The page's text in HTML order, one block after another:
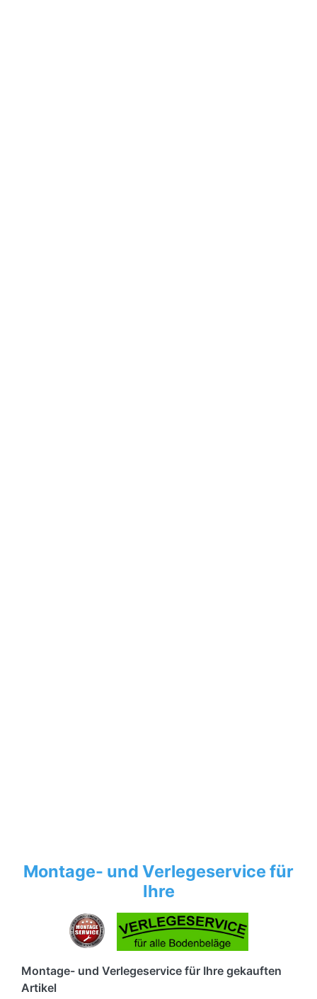
Montage- und Verlegeservice für
Ihre
Montage- und Verlegeservice für Ihre gekauften
Artikel